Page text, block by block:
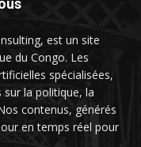
est un site
du Congo. Les
spécialisées,
la politique, la
contenus, générés
en temps réel pour